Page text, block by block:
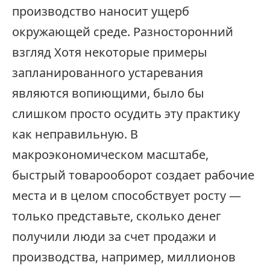
производство наносит ущерб
окружающей среде. Разносторонний
взгляд Хотя некоторые примеры
запланированного устаревания
являются вопиющими, было бы
слишком просто осудить эту практику
как неправильную. В
макроэкономическом масштабе,
быстрый товарооборот создает рабочие
места и в целом способствует росту —
только представьте, сколько денег
получили люди за счет продажи и
производства, например, миллионов